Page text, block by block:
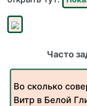
Часто
Во сколько
Витр в Белой